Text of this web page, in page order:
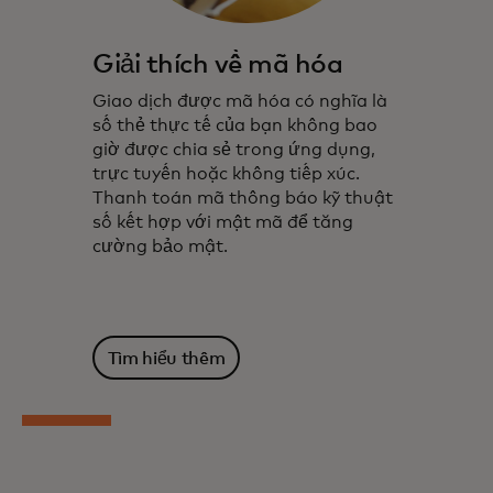
Giải thích về mã hóa
Giao dịch được mã hóa có nghĩa là
số thẻ thực tế của bạn không bao
giờ được chia sẻ trong ứng dụng,
trực tuyến hoặc không tiếp xúc.
Thanh toán mã thông báo kỹ thuật
số kết hợp với mật mã để tăng
cường bảo mật.
Tìm hiểu thêm